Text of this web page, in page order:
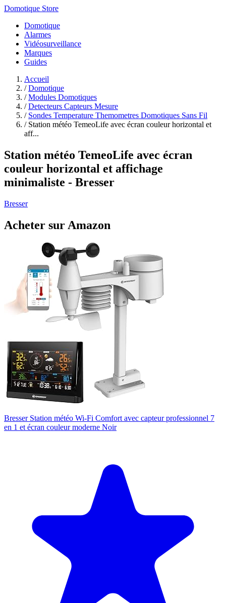
Domotique Store
Domotique
Alarmes
Vidéosurveillance
Marques
Guides
Accueil
/ Domotique
/ Modules Domotiques
/ Detecteurs Capteurs Mesure
/ Sondes Temperature Themometres Domotiques Sans Fil
/ Station météo TemeoLife avec écran couleur horizontal et
aff...
Station météo TemeoLife avec écran
couleur horizontal et affichage
minimaliste - Bresser
Bresser
Acheter sur Amazon
Bresser Station météo Wi-Fi Comfort avec capteur professionnel 7
en 1 et écran couleur moderne Noir